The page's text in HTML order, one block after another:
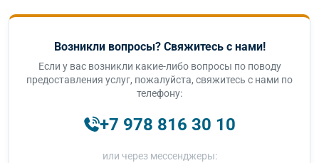
Возникли вопросы? Свяжитесь с нами!
Если у вас возникли какие-либо вопросы по поводу
предоставления услуг, пожалуйста, свяжитесь с нами по
телефону:
+7 978 816 30 10
или через мессенджеры: